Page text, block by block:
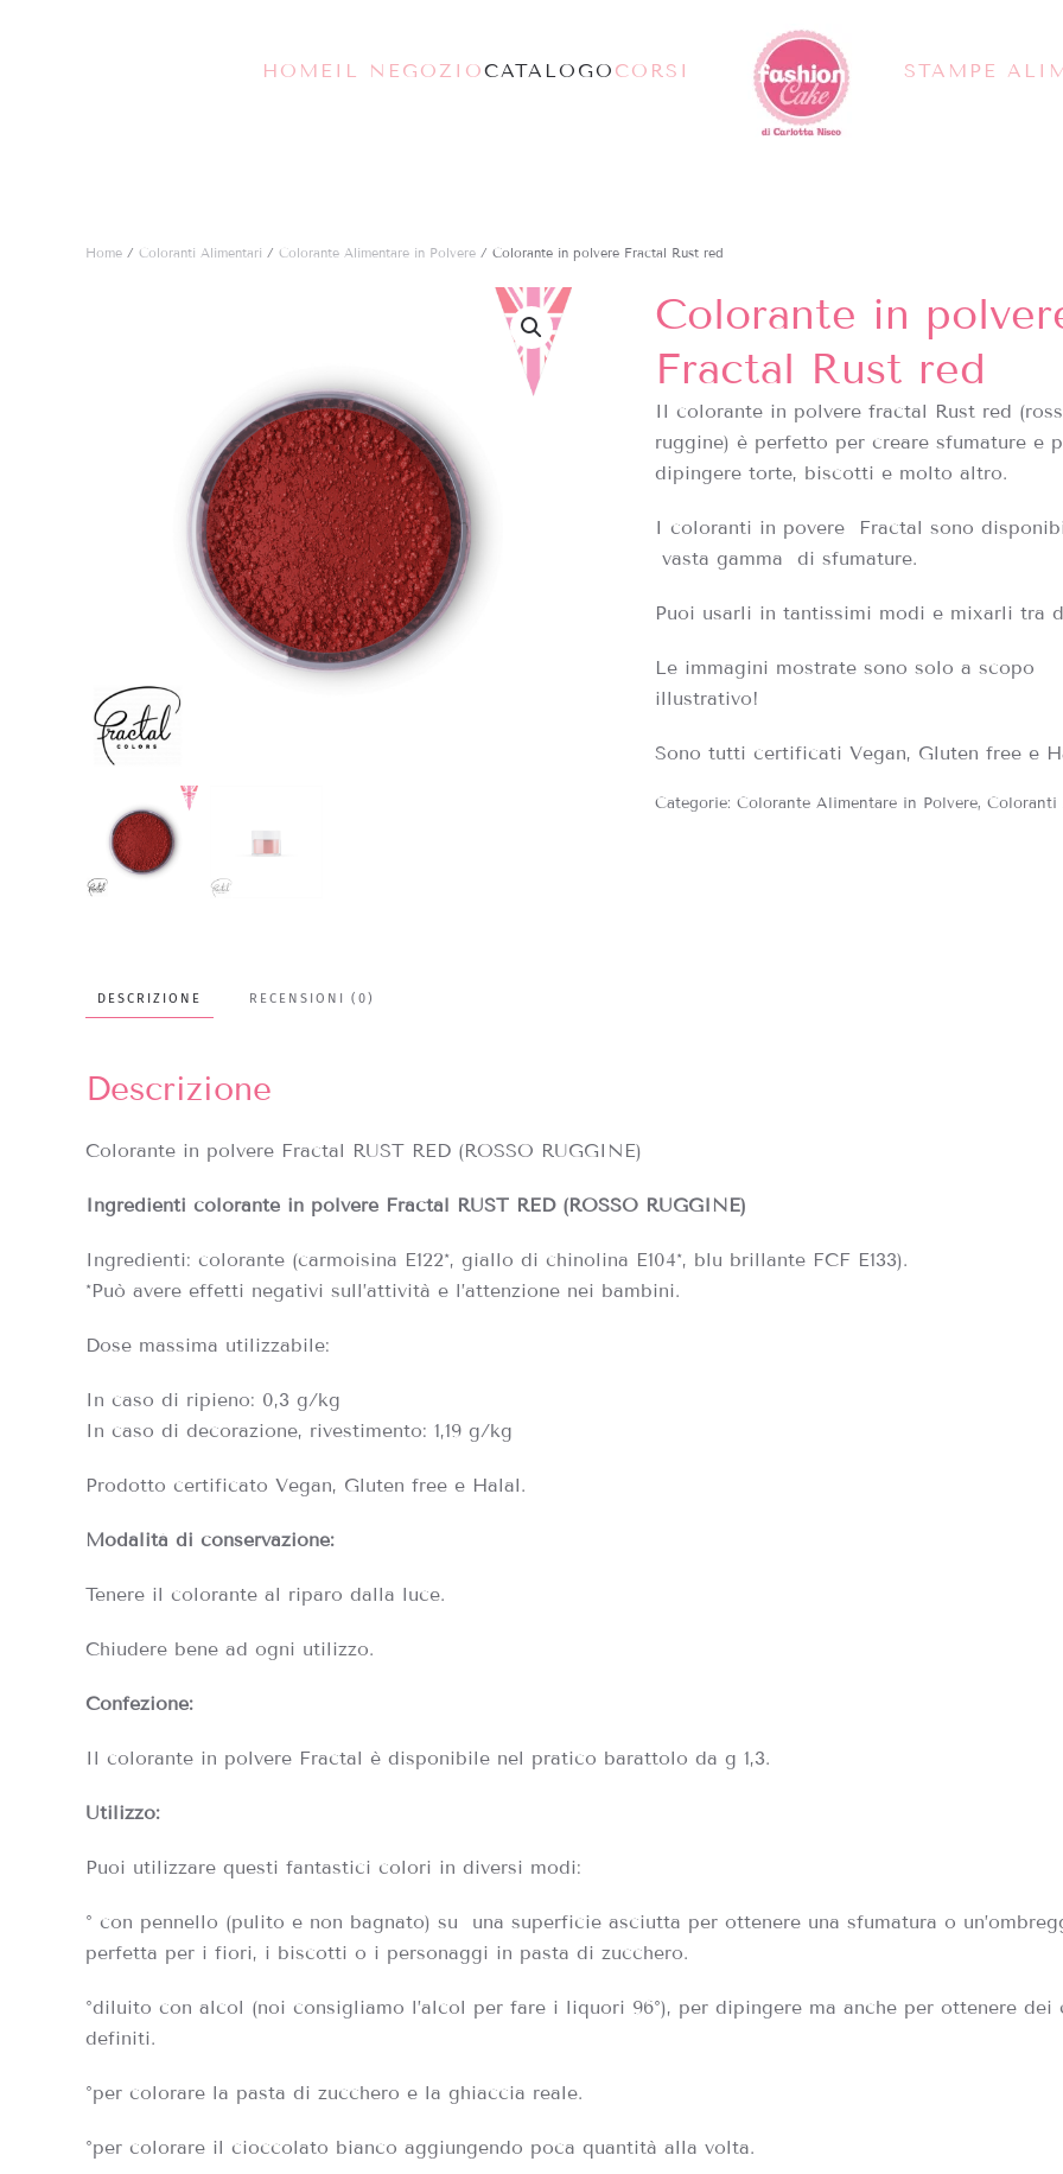
HOME IL NEGOZIOCATALOGO CORSI STAMPE
Home / Coloranti Alimentari / Colorante Alimentare in Polvere / Colorante in polvere Fractal Rust red
Colorante in
Fractal Rust red
Il colorante in polvere fractal Rust red
ruggine) è perfetto per creare sfumature e
dipingere torte, biscotti e molto altro.
I coloranti in povere Fractal sono
vasta gamma di sfumature.
Puoi usarli in tantissimi modi e mixarli tra
Le immagini mostrate sono solo a scopo
illustrativo!
Sono tutti certificati Vegan, Gluten free e
Categorie: Colorante Alimentare in Polvere, Coloranti
DESCRIZIONE RECENSIONI (0)
Descrizione
Colorante in polvere Fractal RUST RED (ROSSO RUGGINE)
Ingredienti colorante in polvere Fractal RUST RED(ROSSO RUGGINE)
Ingredienti: colorante (carmoisina E122*, giallo di chinolina E104*, blu brillante FCF E133).
*Può avere effetti negativi sull’attività e l’attenzione nei bambini.
Dose massima utilizzabile:
In caso di ripieno: 0,3 g/kg
In caso di decorazione, rivestimento: 1,19 g/kg
Prodotto certificato Vegan, Gluten free e Halal.
Modalità di conservazione:
Tenere il colorante al riparo dalla luce.
Chiudere bene ad ogni utilizzo.
Confezione:
Il colorante in polvere Fractal è disponibile nel pratico barattolo da g 1,3.
Utilizzo:
Puoi utilizzare questi fantastici colori in diversi modi:
° con pennello (pulito e non bagnato) su
una superficie asciutta per ottenere una sfumatura o
perfetta per i fiori, i biscotti o i personaggi in pasta di zucchero.
°diluito con alcol (noi consigliamo l’alcol per fare i liquori 96°), per dipingere ma anche per ottenere dei
definiti.
°per colorare la pasta di zucchero e la ghiaccia reale.
°per colorare il cioccolato bianco aggiungendo poca quantità alla volta.